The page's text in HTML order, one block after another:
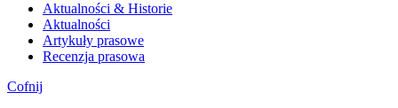
Aktualności & Historie
Aktualności
Artykuły prasowe
Recenzja prasowa
Cofnij